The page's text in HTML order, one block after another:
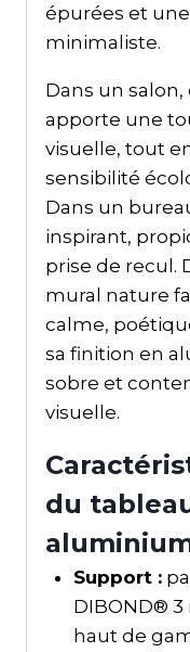
épurées et
minimaliste.
Dans un
apporte une
visuelle, tout
sensibilité
Dans un
inspirant,
prise de recul.
mural nature
calme,
sa finition en
sobre et
visuelle.
du
Support :
DIBOND®
haut de